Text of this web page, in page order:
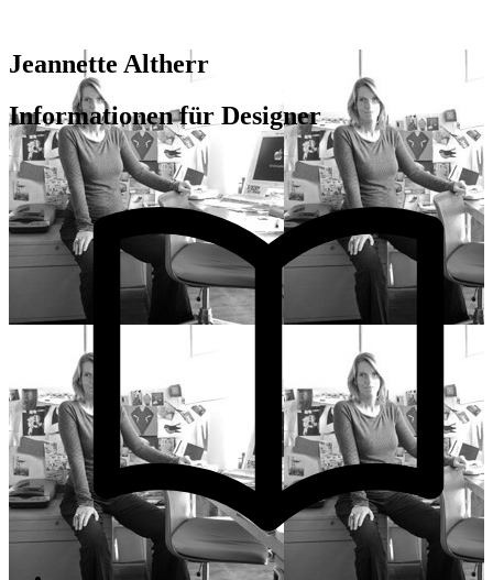
Jeannette Altherr
Informationen für Designer